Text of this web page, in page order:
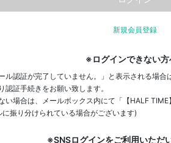
新規会員登録
※ログインできない
ル認証が完了していません。」と表示される場
認証手続きをお願い致します。
い場合は、メールボックス内にて「【HALF
に振り分けられている場合がございます)
※SNSログインをご利用いただ